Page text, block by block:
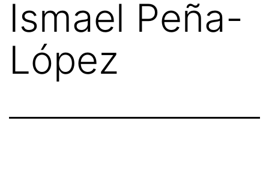
Ismael Peña-
López